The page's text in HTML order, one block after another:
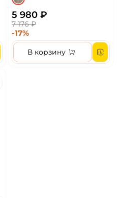
5 980 ₽
7 176 ₽
-17%
В корзину